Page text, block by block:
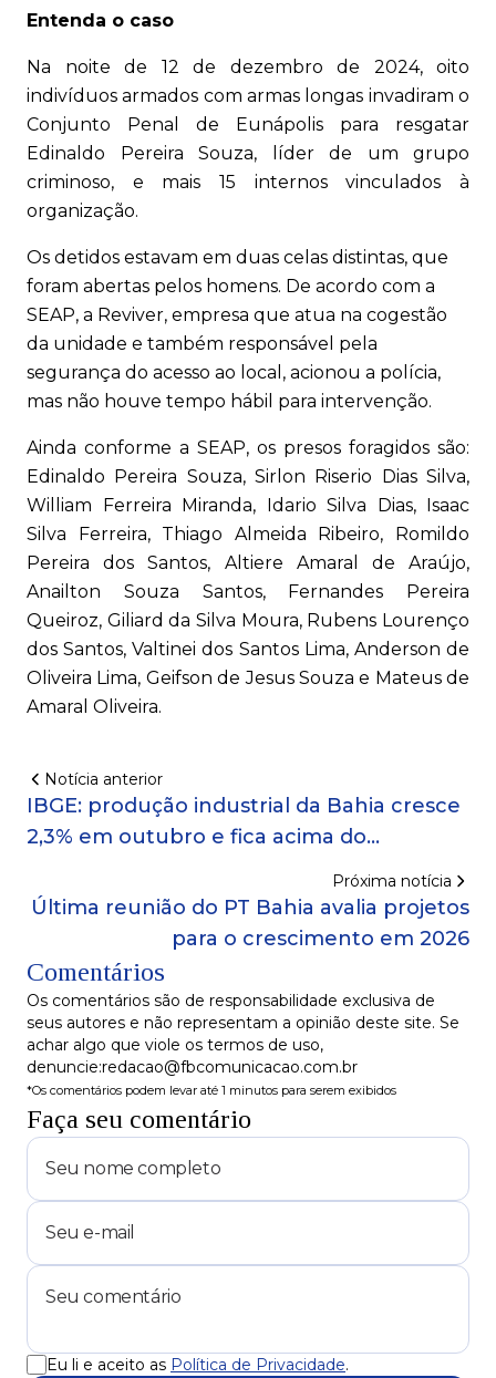
Entenda o caso
Na noite de 12 de dezembro de 2024, oito
indivíduos armados com armas longas invadiram o
Conjunto Penal de Eunápolis para resgatar
Edinaldo Pereira Souza, líder de um grupo
criminoso, e mais 15 internos vinculados à
organização.
Os detidos estavam em duas celas distintas, que
foram abertas pelos homens. De acordo com a
SEAP, a Reviver, empresa que atua na cogestão
da unidade e também responsável pela
segurança do acesso ao local, acionou a polícia,
mas não houve tempo hábil para intervenção.
Ainda conforme a SEAP, os presos foragidos são:
Edinaldo Pereira Souza, Sirlon Riserio Dias Silva,
William Ferreira Miranda, Idario Silva Dias, Isaac
Silva Ferreira, Thiago Almeida Ribeiro, Romildo
Pereira dos Santos, Altiere Amaral de Araújo,
Anailton Souza Santos, Fernandes Pereira
Queiroz, Giliard da Silva Moura, Rubens Lourenço
dos Santos, Valtinei dos Santos Lima, Anderson de
Oliveira Lima, Geifson de Jesus Souza e Mateus de
Amaral Oliveira.
Notícia anterior
IBGE: produção industrial da Bahia cresce
2,3% em outubro e fica acima do
Próxima notícia
Última reunião do PT Bahia avalia projetos
para o crescimento em 2026
Comentários
Os comentários são de responsabilidade exclusiva de
seus autores e não representam a opinião deste site. Se
achar algo que viole os termos de uso,
denuncie:redacao@fbcomunicacao.com.br
*Os comentários podem levar até 1 minutos para serem exibidos
Faça seu comentário
Eu li e aceito as Política de Privacidade.